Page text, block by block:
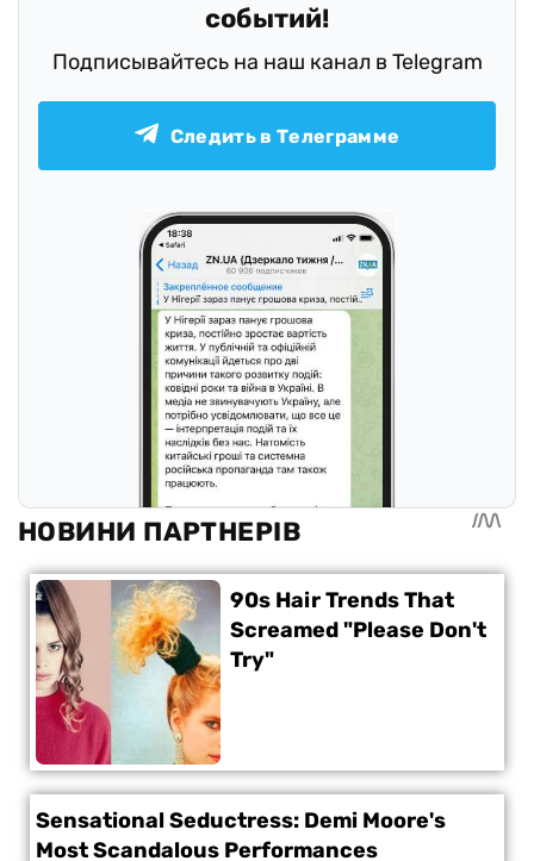
событий!
Подписывайтесь на наш канал в Telegram
Следить в Телеграмме